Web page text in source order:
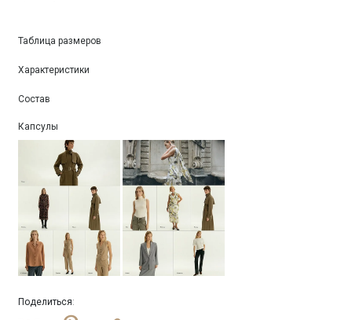
Таблица размеров
Характеристики
Состав
Капсулы
Поделиться: